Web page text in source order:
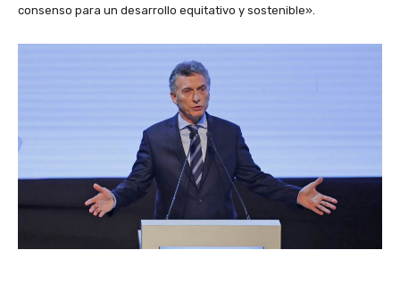
consenso para un desarrollo equitativo y sostenible».